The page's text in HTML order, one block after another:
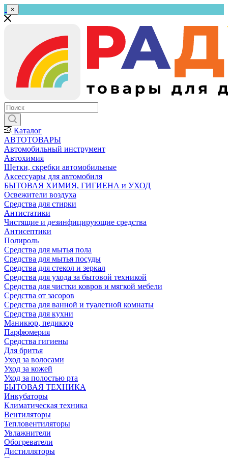
×
Каталог
АВТОТОВАРЫ
Автомобильный инструмент
Автохимия
Щетки, скребки автомобильные
Аксессуары для автомобиля
БЫТОВАЯ ХИМИЯ, ГИГИЕНА и УХОД
Освежители воздуха
Средства для стирки
Антистатики
Чистящие и дезинфицирующие средства
Антисептики
Полироль
Средства для мытья пола
Средства для мытья посуды
Средства для стекол и зеркал
Средства для ухода за бытовой техникой
Средства для чистки ковров и мягкой мебели
Средства от засоров
Средства для ванной и туалетной комнаты
Средства для кухни
Маникюр, педикюр
Парфюмерия
Средства гигиены
Для бритья
Уход за волосами
Уход за кожей
Уход за полостью рта
БЫТОВАЯ ТЕХНИКА
Инкубаторы
Климатическая техника
Вентиляторы
Тепловентиляторы
Увлажнители
Обогреватели
Дистилляторы